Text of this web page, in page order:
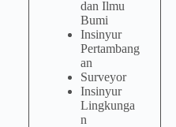
dan Ilmu
Bumi
Insinyur
Pertambang
an
Surveyor
Insinyur
Lingkunga
n